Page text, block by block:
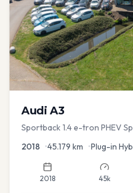
Audi A3
Sportback 1.4 e-tron PHEV
2018 •45.179 km •Plug-in
2018 45k